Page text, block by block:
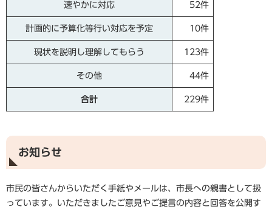
速やかに対応 52件
計画的に予算化等行い対応を予定 10件
現状を説明し理解してもらう 123件
その他 44件
合計 229件
お知らせ
市民の皆さんからいただく手紙やメールは、市長への親書として扱
っています。いただきましたご意見やご提言の内容と回答を公開す